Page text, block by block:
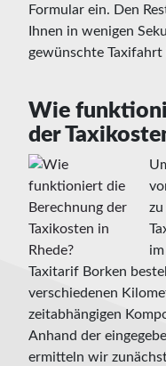
Formular ein. Den
Ihnen in wenigen
gewünschte Taxifahrt
Wie
der
Taxitarif Borken
verschiedenen
zeitabhängigen
Anhand der
ermitteln wir